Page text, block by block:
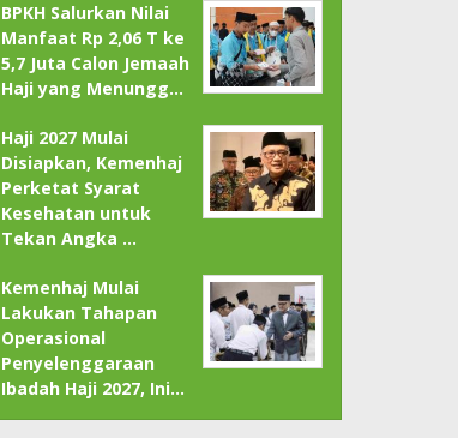
BPKH Salurkan Nilai
Manfaat Rp 2,06 T ke
5,7 Juta Calon Jemaah
Haji yang Menungg…
Haji 2027 Mulai
Disiapkan, Kemenhaj
Perketat Syarat
Kesehatan untuk
Tekan Angka …
Kemenhaj Mulai
Lakukan Tahapan
Operasional
Penyelenggaraan
Ibadah Haji 2027, Ini…